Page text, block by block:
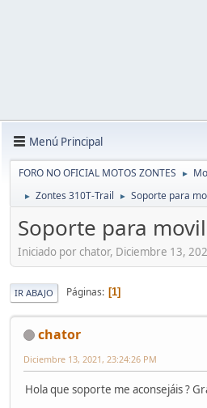
Menú Principal
FORO NO OFICIAL MOTOS ZONTES ►
► Zontes 310T-Trail ► Soporte para
Soporte para movil
Iniciado por chator, Diciembre 13,
IR ABAJO Páginas 1
chator
Diciembre 13, 2021, 23:24:26 PM
Hola que soporte me aconsejáis ?